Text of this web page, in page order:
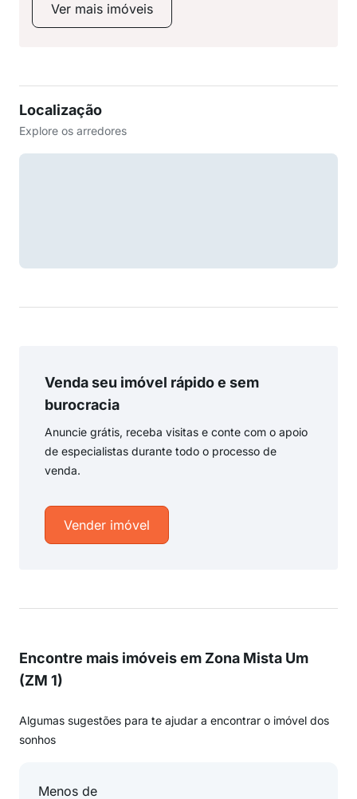
Ver mais imóveis
Localização
Explore os arredores
Venda seu imóvel rápido e sem
burocracia
Anuncie grátis, receba visitas e conte com o apoio
de especialistas durante todo o processo de
venda.
Vender imóvel
Encontre mais imóveis em Zona Mista Um
(ZM 1)
Algumas sugestões para te ajudar a encontrar o imóvel dos
sonhos
Menos de